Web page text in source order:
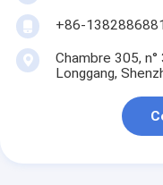
+86-
Chambre 305,
Longgang,